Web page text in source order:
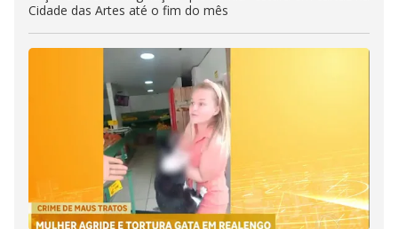
Cidade das Artes até o fim do mês